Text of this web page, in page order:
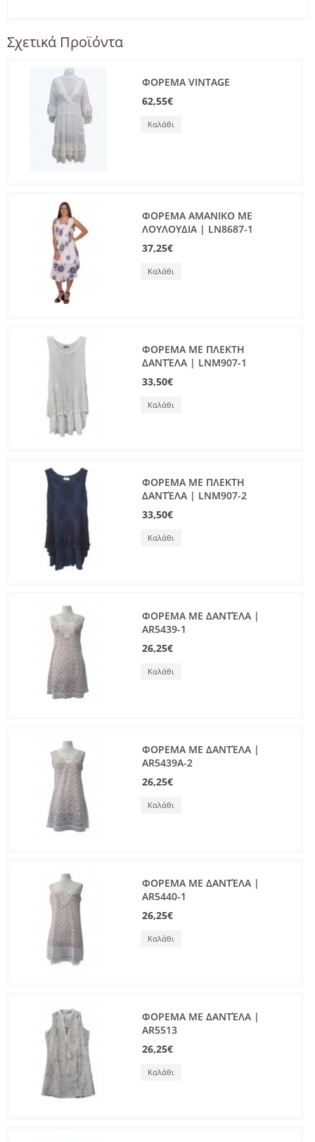
Σχετικά Προϊόντα
ΦΟΡΕΜΑ VINTAGE
62,55€
Καλάθι
ΦΟΡΕΜΑ ΑΜΑΝΙΚΟ ΜΕ
ΛΟΥΛΟΥΔΙΑ | LN8687-1
37,25€
Καλάθι
ΦΟΡΕΜΑ ΜΕ ΠΛΕΚΤΗ
ΔΑΝΤΈΛΑ | LNM907-1
33,50€
Καλάθι
ΦΟΡΕΜΑ ΜΕ ΠΛΕΚΤΗ
ΔΑΝΤΈΛΑ | LNM907-2
33,50€
Καλάθι
ΦΟΡΕΜΑ ΜΕ ΔΑΝΤΈΛΑ |
AR5439-1
26,25€
Καλάθι
ΦΟΡΕΜΑ ΜΕ ΔΑΝΤΈΛΑ |
AR5439A-2
26,25€
Καλάθι
ΦΟΡΕΜΑ ΜΕ ΔΑΝΤΈΛΑ |
AR5440-1
26,25€
Καλάθι
ΦΟΡΕΜΑ ΜΕ ΔΑΝΤΈΛΑ |
AR5513
26,25€
Καλάθι